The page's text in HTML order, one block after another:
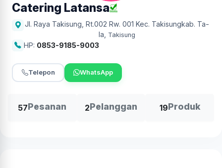
Catering Latansa
Jl. Raya Takisung, Rt.002 Rw. 001 Kec. Takisungkab. Ta-
la
Takisung
HP: 0853-9185-9003
Telepon WhatsApp
57Pesanan 2Pelanggan 19Produk